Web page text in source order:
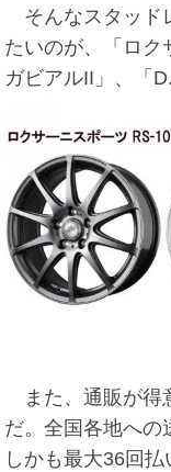
そんなスタッド
たいのが、「ロク
ガビアルII」、「
また、通販が得
だ。全国各地への
しかも最大36回